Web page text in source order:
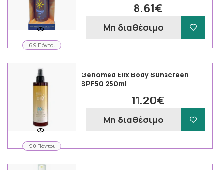
69 Πόντοι
8.61€
Μη διαθέσιμο
90 Πόντοι
Genomed Elix Body Sunscreen
SPF50 250ml
11.20€
Μη διαθέσιμο